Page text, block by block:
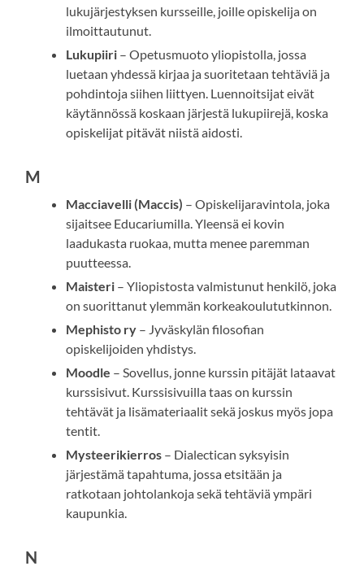
lukujärjestyksen kursseille, joille opiskelija on
ilmoittautunut.
Lukupiiri – Opetusmuoto yliopistolla, jossa
luetaan yhdessä kirjaa ja suoritetaan tehtäviä ja
pohdintoja siihen liittyen. Luennoitsijat eivät
käytännössä koskaan järjestä lukupiirejä, koska
opiskelijat pitävät niistä aidosti.
M
Macciavelli (Maccis) – Opiskelijaravintola, joka
sijaitsee Educariumilla. Yleensä ei kovin
laadukasta ruokaa, mutta menee paremman
puutteessa.
Maisteri – Yliopistosta valmistunut henkilö, joka
on suorittanut ylemmän korkeakoulututkinnon.
Mephisto ry – Jyväskylän filosofian
opiskelijoiden yhdistys.
Moodle – Sovellus, jonne kurssin pitäjät lataavat
kurssisivut. Kurssisivuilla taas on kurssin
tehtävät ja lisämateriaalit sekä joskus myös jopa
tentit.
Mysteerikierros – Dialectican syksyisin
järjestämä tapahtuma, jossa etsitään ja
ratkotaan johtolankoja sekä tehtäviä ympäri
kaupunkia.
N